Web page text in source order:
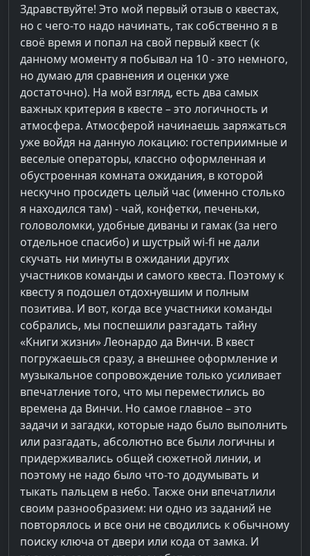
Здравствуйте! Это мой первый отзыв о квестах,
но с чего-то надо начинать, так собственно я в
своё время и попал на свой первый квест (к
данному моменту я побывал на 10 - это немного,
но думаю для сравнения и оценки уже
достаточно). На мой взгляд, есть два самых
важных критерия в квесте – это логичность и
атмосфера. Атмосферой начинаешь заряжаться
уже войдя на данную локацию: гостеприимные и
веселые операторы, классно оформленная и
обустроенная комната ожидания, в которой
нескучно просидеть целый час (именно столько
я находился там) - чай, конфетки, печеньки,
головоломки, удобные диваны и гамак (за него
отдельное спасибо) и шустрый wi-fi не дали
скучать ни минуты в ожидании других
участников команды и самого квеста. Поэтому к
квесту я подошел отдохнувшим и полным
позитива. И вот, когда все участники команды
собрались, мы поспешили разгадать тайну
«Книги жизни» Леонардо да Винчи. В квест
погружаешься сразу, а внешнее оформление и
музыкальное сопровождение только усиливает
впечатление того, что мы переместились во
времена да Винчи. Но самое главное – это
задачи и загадки, которые надо было выполнить
или разгадать, абсолютно все были логичны и
придерживались общей сюжетной линии, и
поэтому не надо было что-то додумывать и
тыкать пальцем в небо. Также они впечатлили
своим разнообразием: ни одно из заданий не
повторялось и все они не сводились к обычному
поиску ключа от двери или кода от замка. И